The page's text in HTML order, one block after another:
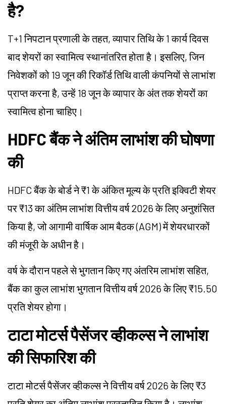
है?
T+1 निपटान प्रणाली के तहत, व्यापार तिथि के 1 कार्य दिवस
बाद शेयरों का स्वामित्व स्थानांतरित होता है। इसलिए, जिन
निवेशकों को 19 जून की रिकॉर्ड तिथि वाली कंपनियों से लाभांश
प्राप्त करना है, उन्हें 18 जून के व्यापार के अंत तक शेयरों का
स्वामित्व होना चाहिए।
HDFC बैंक ने अंतिम लाभांश की घोषणा
की
HDFC बैंक के बोर्ड ने ₹1 के अंकित मूल्य के प्रति इक्विटी शेयर
पर ₹13 का अंतिम लाभांश वित्तीय वर्ष 2026 के लिए अनुशंसित
किया है, जो आगामी वार्षिक आम बैठक (AGM) में शेयरधारकों
की मंजूरी के अधीन है।
वर्ष के दौरान पहले से भुगतान किए गए अंतरिम लाभांश सहित,
बैंक का कुल लाभांश भुगतान वित्तीय वर्ष 2026 के लिए ₹15.50
प्रति शेयर होगा।
टाटा मोटर्स पैसेंजर व्हीकल्स ने लाभांश
की सिफारिश की
टाटा मोटर्स पैसेंजर व्हीकल्स ने वित्तीय वर्ष 2026 के लिए ₹3